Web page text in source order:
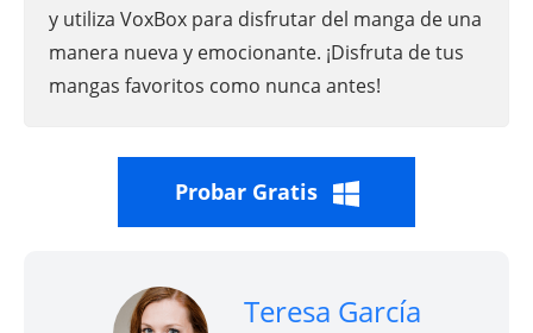
y utiliza VoxBox para disfrutar del manga de una
manera nueva y emocionante. ¡Disfruta de tus
mangas favoritos como nunca antes!
Probar Gratis
Teresa García